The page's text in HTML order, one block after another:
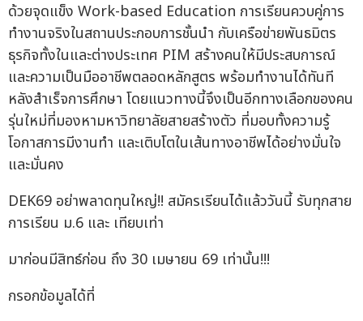
ด้วยจุดแข็ง Work-based Education การเรียนควบคู่การ
ทำงานจริงในสถานประกอบการชั้นนำ กับเครือข่ายพันธมิตร
ธุรกิจทั้งในและต่างประเทศ PIM สร้างคนให้มีประสบการณ์
และความเป็นมืออาชีพตลอดหลักสูตร พร้อมทำงานได้ทันที
หลังสำเร็จการศึกษา โดยแนวทางนี้จึงเป็นอีกทางเลือกของคน
รุ่นใหม่ที่มองหามหาวิทยาลัยสายสร้างตัว ที่มอบทั้งความรู้
โอกาสการมีงานทำ และเติบโตในเส้นทางอาชีพได้อย่างมั่นใจ
และมั่นคง
DEK69 อย่าพลาดทุนใหญ่!! สมัครเรียนได้แล้ววันนี้ รับทุกสาย
การเรียน ม.6 และ เทียบเท่า
มาก่อนมีสิทธ์ก่อน ถึง 30 เมษายน 69 เท่านั้น!!!
กรอกข้อมูลได้ที่